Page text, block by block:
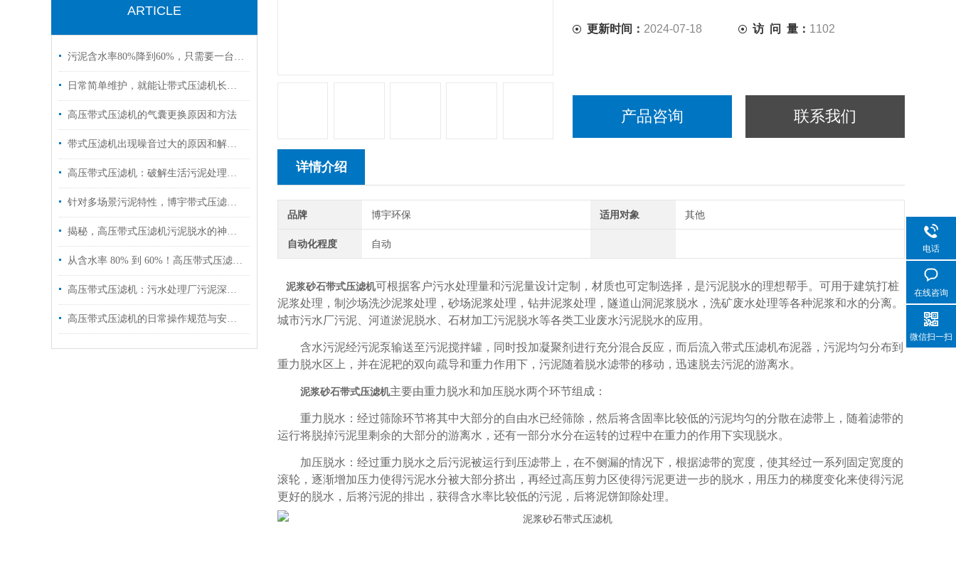
ARTICLE
污泥含水率80%降到60%，只需要一台高压带式压滤机
日常简单维护，就能让带式压滤机长期稳定运行
高压带式压滤机​的气囊更换原因和方法
带式压滤机出现噪音过大的原因和解决方法
高压带式压滤机：破解生活污泥处理难题，高效脱水减量化！
针对多场景污泥特性，博宇带式压滤机以专项设计降本增效
揭秘，高压带式压滤机污泥脱水的神奇蜕变！
从含水率 80% 到 60%！高压带式压滤机的「破壁压榨」黑科技揭秘
高压带式压滤机：污水处理厂污泥深度脱水的优选方案
高压带式压滤机的日常操作规范与安全注意事项
更新时间： 2024-07-18 访 问 量： 1102
产品咨询 联系我们
详情介绍
品牌 博宇环保 适用对象 其他
自动化程度 自动
泥浆砂石带式压滤机可根据客户污水处理量和污泥量设计定制，材质也可定制选择，是污泥脱水的理想帮手。可用于建筑打桩
泥浆处理，制沙场洗沙泥浆处理，砂场泥浆处理，钻井泥浆处理，隧道山洞泥浆脱水，洗矿废水处理等各种泥浆和水的分离。
城市污水厂污泥、河道淤泥脱水、石材加工污泥脱水等各类工业废水污泥脱水的应用。
含水污泥经污泥泵输送至污泥搅拌罐，同时投加凝聚剂进行充分混合反应，而后流入带式压滤机布泥器，污泥均匀分布到
重力脱水区上，并在泥耙的双向疏导和重力作用下，污泥随着脱水滤带的移动，迅速脱去污泥的游离水。
泥浆砂石带式压滤机主要由重力脱水和加压脱水两个环节组成：
重力脱水：经过筛除环节将其中大部分的自由水已经筛除，然后将含固率比较低的污泥均匀的分散在滤带上，随着滤带的
运行将脱掉污泥里剩余的大部分的游离水，还有一部分水分在运转的过程中在重力的作用下实现脱水。
加压脱水：经过重力脱水之后污泥被运行到压滤带上，在不侧漏的情况下，根据滤带的宽度，使其经过一系列固定宽度的
滚轮，逐渐增加压力使得污泥水分被大部分挤出，再经过高压剪力区使得污泥更进一步的脱水，用压力的梯度变化来使得污泥
更好的脱水，后将污泥的排出，获得含水率比较低的污泥，后将泥饼卸除处理。
电话
在线咨询
微信扫一扫